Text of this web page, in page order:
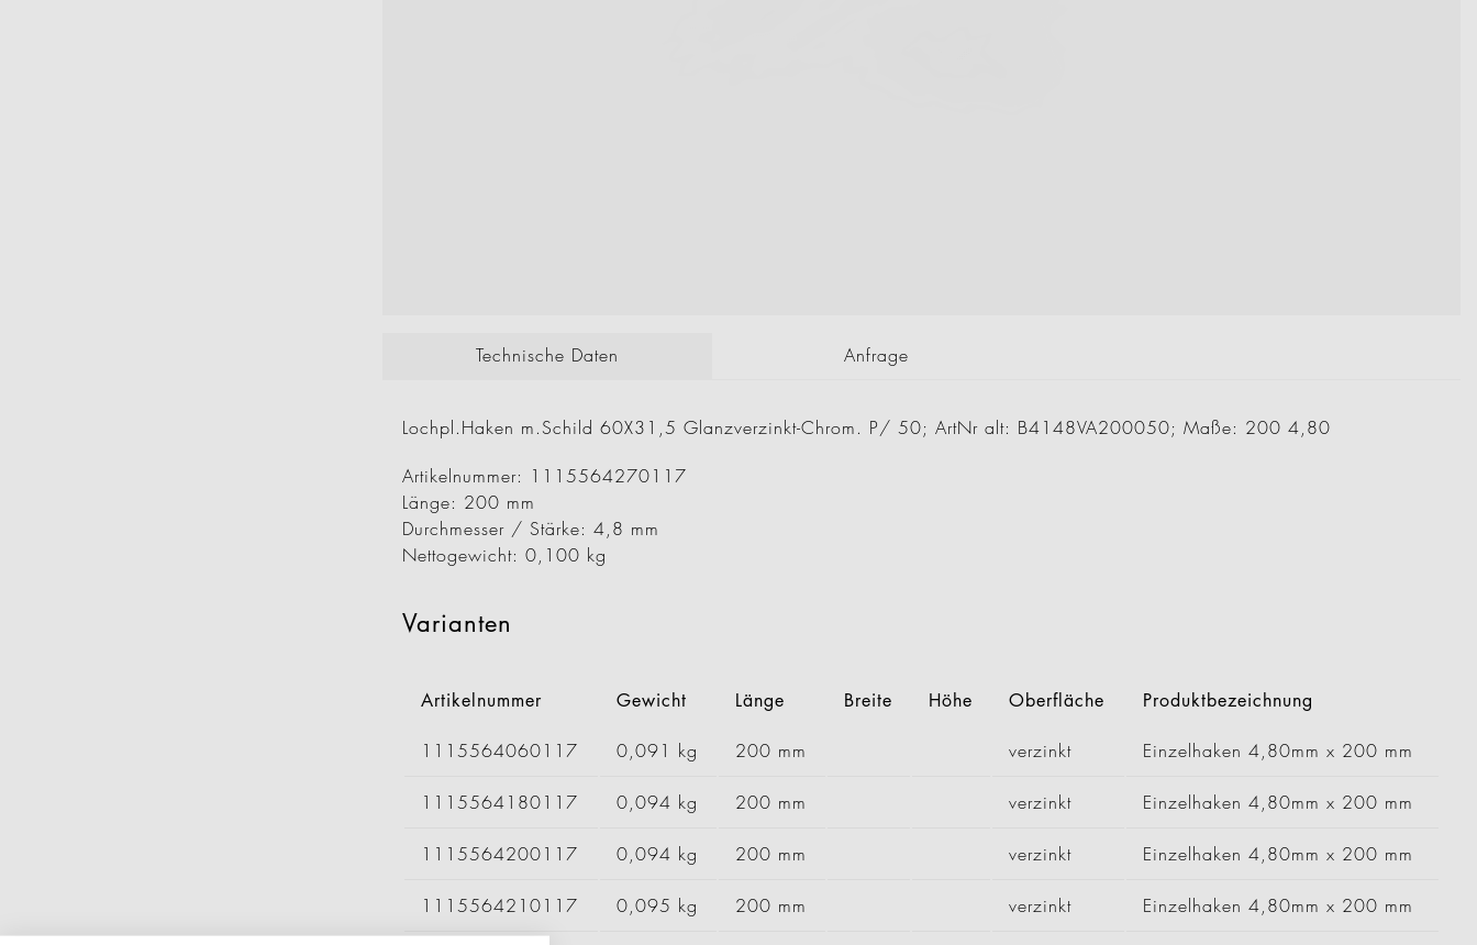
Technische Daten Anfrage
Lochpl.Haken m.Schild 60X31,5 Glanzverzinkt-Chrom. P/ 50; ArtNr alt: B4148VA200050; Maße: 200 4,80
Artikelnummer: 1115564270117
Länge: 200 mm
Durchmesser / Stärke: 4,8 mm
Nettogewicht: 0,100 kg
Varianten
Artikelnummer Gewicht Länge Breite Höhe Oberfläche Produktbezeichnung
1115564060117 0,091 kg 200 mm verzinkt Einzelhaken 4,80mm x 200 mm
1115564180117 0,094 kg 200 mm verzinkt Einzelhaken 4,80mm x 200 mm
1115564200117 0,094 kg 200 mm verzinkt Einzelhaken 4,80mm x 200 mm
1115564210117 0,095 kg 200 mm verzinkt Einzelhaken 4,80mm x 200 mm